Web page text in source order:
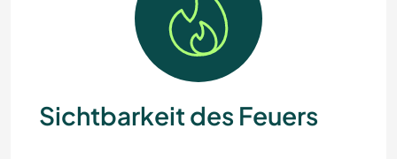
Sichtbarkeit des Feuers